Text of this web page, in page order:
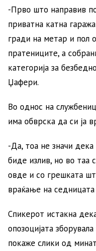
-Прво што направив
приватна катна
гради на метар и пол
пратениците, а
категорија за
Џафери.
Во однос на
има обврска да си ја
-Да, тоа не значи
биде излив, но во таа
овде и со грешката
враќање на
Спикерот истакна
опозоцијата
покаже слики од